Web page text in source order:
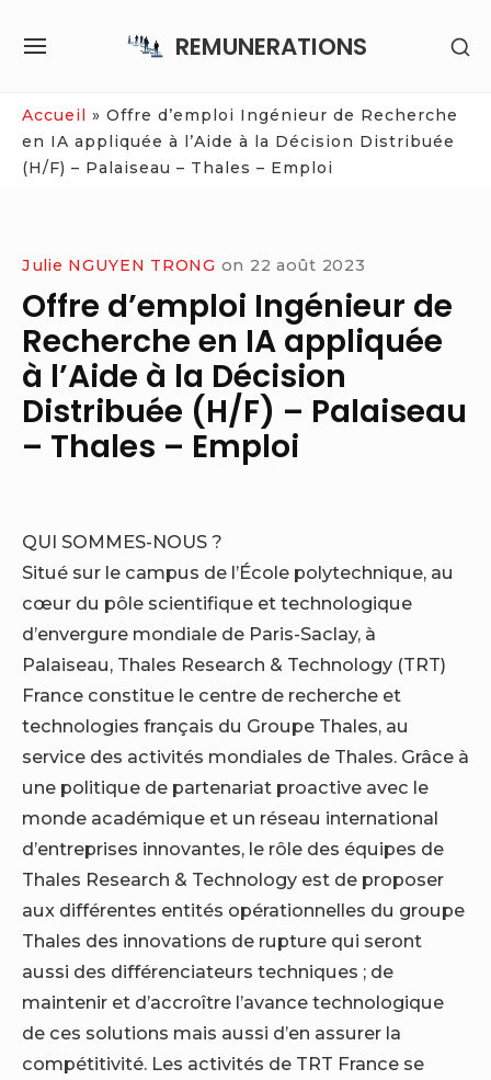
REMUNERATIONS
SITE
Accueil » Offre d’emploi Ingénieur de Recherche
en IA appliquée à l’Aide à la Décision Distribuée
(H/F) – Palaiseau – Thales – Emploi
Julie NGUYEN TRONG on 22 août 2023
Offre d’emploi Ingénieur de
Recherche en IA appliquée
à l’Aide à la Décision
Distribuée (H/F) – Palaiseau
– Thales – Emploi
QUI SOMMES-NOUS ?
Situé sur le campus de l’École polytechnique, au
cœur du pôle scientifique et technologique
d’envergure mondiale de Paris-Saclay, à
Palaiseau, Thales Research & Technology (TRT)
France constitue le centre de recherche et
technologies français du Groupe Thales, au
service des activités mondiales de Thales. Grâce à
une politique de partenariat proactive avec le
monde académique et un réseau international
d’entreprises innovantes, le rôle des équipes de
Thales Research & Technology est de proposer
aux différentes entités opérationnelles du groupe
Thales des innovations de rupture qui seront
aussi des différenciateurs techniques ; de
maintenir et d’accroître l’avance technologique
de ces solutions mais aussi d’en assurer la
compétitivité. Les activités de TRT France se